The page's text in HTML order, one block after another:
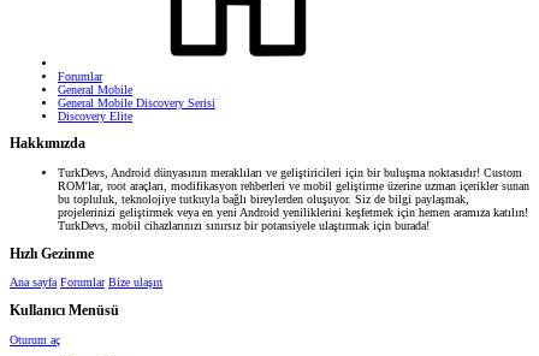
Forumlar
General Mobile
General Mobile Discovery Serisi
Discovery Elite
Hakkımızda
TurkDevs, Android dünyasının meraklıları ve geliştiricileri için bir buluşma noktasıdır! Custom
ROM'lar, root araçları, modifikasyon rehberleri ve mobil geliştirme üzerine uzman içerikler sunan
bu topluluk, teknolojiye tutkuyla bağlı bireylerden oluşuyor. Siz de bilgi paylaşmak,
projelerinizi geliştirmek veya en yeni Android yeniliklerini keşfetmek için hemen aramıza katılın!
TurkDevs, mobil cihazlarınızı sınırsız bir potansiyele ulaştırmak için burada!
Hızlı Gezinme
Ana sayfa Forumlar Bize ulaşın
Kullanıcı Menüsü
Oturum aç